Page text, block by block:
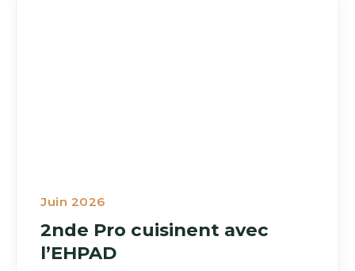
Juin 2026
2nde Pro cuisinent avec
l’EHPAD